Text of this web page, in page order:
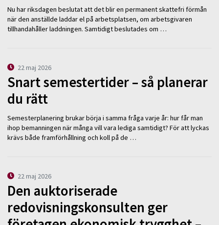
Nu har riksdagen beslutat att det blir en permanent skattefri förmån
när den anställde laddar el på arbetsplatsen, om arbetsgivaren
tillhandahåller laddningen. Samtidigt beslutades om …
22 maj 2026
Snart semestertider – så planerar
du rätt
Semesterplanering brukar börja i samma fråga varje år: hur får man
ihop bemanningen när många vill vara lediga samtidigt? För att lyckas
krävs både framförhållning och koll på de …
22 maj 2026
Den auktoriserade
redovisningskonsulten ger